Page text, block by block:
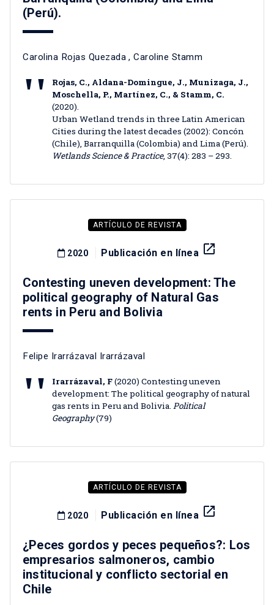
(Perú).
Carolina Rojas Quezada , Caroline Stamm
Rojas, C., Aldana-Domingue, J., Munizaga, J.,
Moschella, P., Martínez, C., & Stamm, C.
(2020).
Urban Wetland trends in three Latin American
Cities during the latest decades (2002): Concón
(Chile), Barranquilla (Colombia) and Lima (Perú).
Wetlands Science & Practice, 37(4): 283 – 293.
ARTÍCULO DE REVISTA
2020 Publicación en línea launch
Contesting uneven development: The
political geography of Natural Gas
rents in Peru and Bolivia
Felipe Irarrázaval Irarrázaval
Irarrázaval, F(2020) Contesting uneven
development: The political geography of natural
gas rents in Peru and Bolivia. Political
Geography(79)
ARTÍCULO DE REVISTA
2020 Publicación en línea launch
¿Peces gordos y peces pequeños?: Los
empresarios salmoneros, cambio
institucional y conflicto sectorial en
Chile